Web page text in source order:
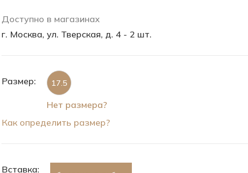
Доступно в магазинах
г. Москва, ул. Тверская, д. 4 - 2 шт.
Размер: 17.5
Нет размера?
Как определить размер?
Вставка: